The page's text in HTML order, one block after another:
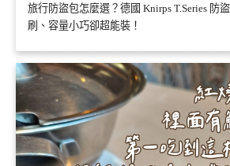
旅行防盜包怎麼選？德國 Knirps T.Series 防
刷、容量小巧卻超能裝！